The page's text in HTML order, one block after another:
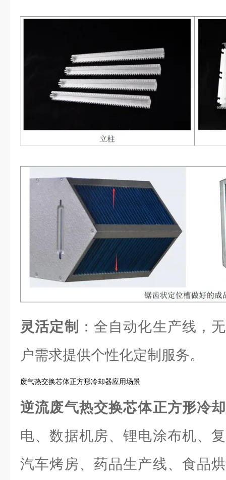
灵活定制
：全自动化生产线，
户需求提供个性化定制服务。
废气热交换芯体正方形冷却器应用场景
逆流废气热交换芯体正方形冷
电、数据机房、锂电涂布机、
汽车烤房、药品生产线、食品